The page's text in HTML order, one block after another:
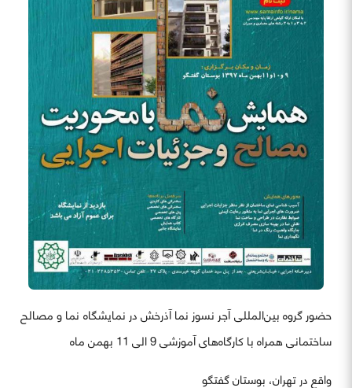
حضور گروه بین‌المللی آجر نسوز نما آذرخش در نمایشگاه نما و مصالح
ساختمانی همراه با کارگاه‌های آموزشی 9 الی 11 بهمن ماه
واقع در تهران، بوستان گفتگو